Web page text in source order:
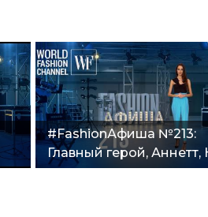
#FashionАфиша №213:
Главный герой, Аннетт,
дыши 2, Остров